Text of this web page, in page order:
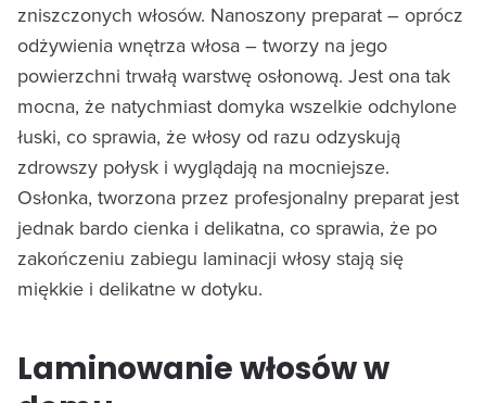
zniszczonych włosów. Nanoszony preparat – oprócz
odżywienia wnętrza włosa – tworzy na jego
powierzchni trwałą warstwę osłonową. Jest ona tak
mocna, że natychmiast domyka wszelkie odchylone
łuski, co sprawia, że włosy od razu odzyskują
zdrowszy połysk i wyglądają na mocniejsze.
Osłonka, tworzona przez profesjonalny preparat jest
jednak bardo cienka i delikatna, co sprawia, że po
zakończeniu zabiegu laminacji włosy stają się
miękkie i delikatne w dotyku.
Laminowanie włosów w